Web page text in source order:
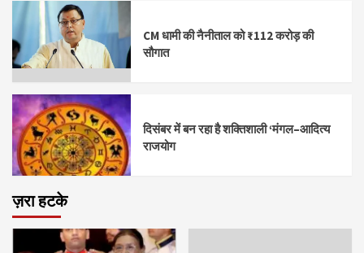
CM धामी की नैनीताल को ₹112 करोड़ की
सौगात
दिसंबर में बन रहा है शक्तिशाली ‘मंगल–आदित्य
राजयोग
ज़रा हटके